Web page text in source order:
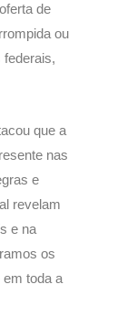
de
ou
federais,
que a
nas
e
revelam
e na
os
em toda a